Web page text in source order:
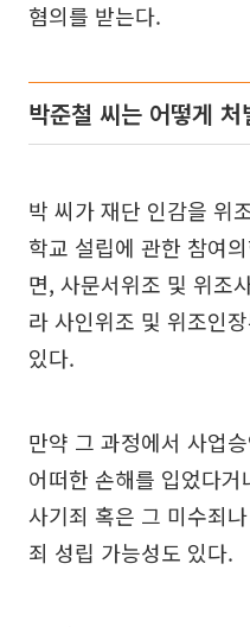
혐의를 받는다.
박준철 씨는 어떻게 처
박 씨가 재단 인감을 위
학교 설립에 관한 참여
면, 사문서위조 및 위조
라 사인위조 및 위조인
있다.
만약 그 과정에서 사업
어떠한 손해를 입었다
사기죄 혹은 그 미수죄
죄 성립 가능성도 있다.